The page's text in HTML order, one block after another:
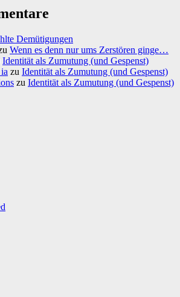
Demütigungen
Wenn es denn nur ums Zerstören ginge…
Identität als Zumutung (und Gespenst)
zu Identität als Zumutung (und Gespenst)
zu Identität als Zumutung (und Gespenst)